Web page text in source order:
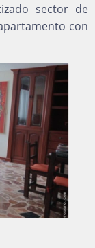
sector de
con